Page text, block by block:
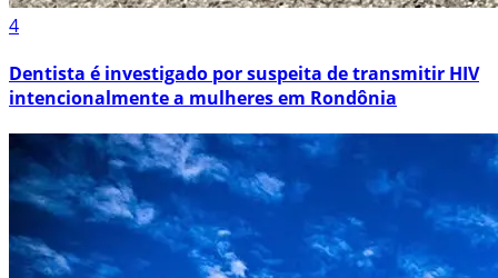
4
Dentista é investigado por suspeita de transmitir HIV
intencionalmente a mulheres em Rondônia